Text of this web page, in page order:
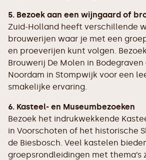
5. Bezoek aan een wijngaard of
Zuid-Holland heeft verschillende
brouwerijen waar je met een
en proeverijen kunt volgen.
Brouwerij De Molen in
Noordam in Stompwijk voor een
smakelijke ervaring.
6. Kasteel- en Museumbezoeken
Bezoek het indrukwekkende
in Voorschoten of het historische
de Biesbosch. Veel kastelen
groepsrondleidingen met thema’s